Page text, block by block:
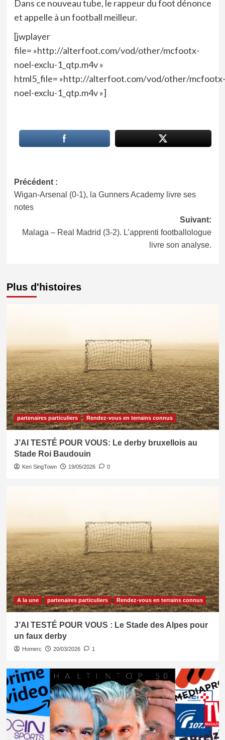
Dans ce nouveau tube, le rappeur du foot dénonce
et appelle à un football meilleur.
[jwplayer
file= »http://alterfoot.com/vod/other/mcfootx-
noel-exclu-1_qtp.m4v »
html5_file= »http://alterfoot.com/vod/other/mcfootx-
noel-exclu-1_qtp.m4v »]
Navigation
d’article
Précédent :
Wigan-Arsenal (0-1), la Gunners Academy livre ses
notes
Suivant:
Malaga – Real Madrid (3-2). L’apprenti footballologue
livre son analyse.
Plus d'histoires
partenaires particuliers Rendez-vous en terrains connus
J’AI TESTÉ POUR VOUS: Le derby bruxellois au
Stade Roi Baudouin
Ken SingTown 19/05/2026 0
A la une partenaires particuliers Rendez-vous en terrains connus
J’AI TESTÉ POUR VOUS : Le Stade des Alpes pour
un faux derby
Homerc 20/03/2026 1